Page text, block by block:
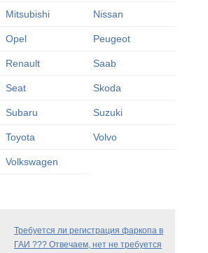
Mitsubishi Nissan
Opel Peugeot
Renault Saab
Seat Skoda
Subaru Suzuki
Toyota Volvo
Volkswagen
Требуется ли регистрация фаркопа в
ГАИ ??? Отвечаем, нет не требуется